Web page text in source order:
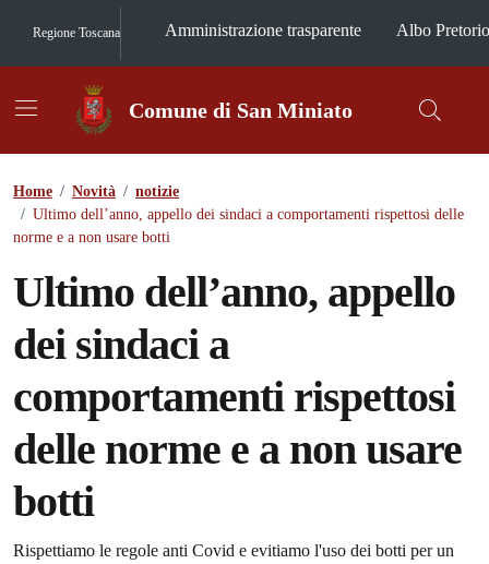
Regione Toscana Amministrazione trasparente Albo Pretorio
Comune di San Miniato
Home / Novità / notizie
/ Ultimo dell’anno, appello dei sindaci a comportamenti rispettosi delle
norme e a non usare botti
Ultimo dell’anno, appello
dei sindaci a
comportamenti rispettosi
delle norme e a non usare
botti
Rispettiamo le regole anti Covid e evitiamo l'uso dei botti per un